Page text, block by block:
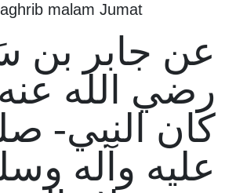
malam Jumat
عن جابر بن
رضي الله
كان النبي-
عليه وآله